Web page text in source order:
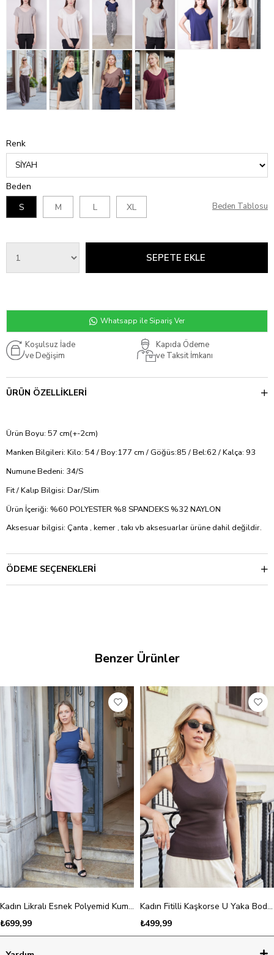
Renk
Beden
S
M L XL Beden Tablosu
Whatsapp ile Sipariş Ver
Koşulsuz İade
ve Değişim
Kapıda Ödeme
ve Taksit İmkanı
ÜRÜN ÖZELLIKLERI
Ürün Boyu: 57 cm(+-2cm)
Manken Bilgileri: Kilo: 54 / Boy:177 cm / Göğüs:85 / Bel:62 / Kalça: 93
Numune Bedeni: 34/S
Fit / Kalıp Bilgisi: Dar/Slim
Ürün İçeriği: %60 POLYESTER %8 SPANDEKS %32 NAYLON
Aksesuar bilgisi: Çanta , kemer , takı vb aksesuarlar ürüne dahil değildir.
ÖDEME SEÇENEKLERI
Benzer Ürünler
Kadın Likralı Esnek Polyemid Kumaş Kayık Yaka Kolsuz Body Bluz-Lacivert
₺699,99
Kadın Fitilli Kaşkorse U Yaka Body Bluz-Kahve
₺499,99